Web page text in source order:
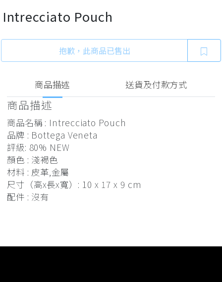
Intrecciato Pouch
抱歉，此商品已售出
商品描述 送貨及付款方式
商品描述
商品名稱 : Intrecciato Pouch
品牌 : Bottega Veneta
評級: 80% NEW
顏色 : 淺褐色
材料 : 皮革,金屬
尺寸（高x長x寬）: 10 x 17 x 9 cm
配件 : 沒有